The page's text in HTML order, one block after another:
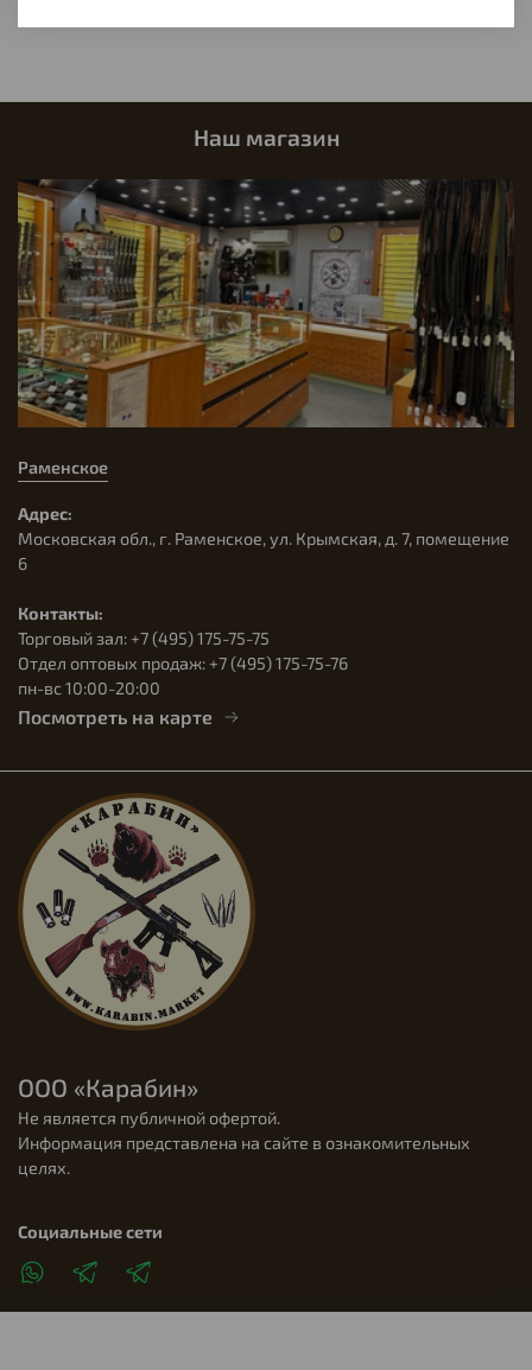
Наш магазин
Раменское
Адрес:
Московская обл., г. Раменское, ул. Крымская, д. 7, помещение
6
Контакты:
Торговый зал: +7 (495) 175-75-75
Отдел оптовых продаж: +7 (495) 175-75-76
пн-вс 10:00-20:00
Посмотреть на карте
ООО «Карабин»
Не является публичной офертой.
Информация представлена на сайте в ознакомительных
целях.
Социальные сети